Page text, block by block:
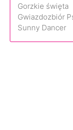
Gorzkie święta
Gwiazdozbiór
Sunny Dancer